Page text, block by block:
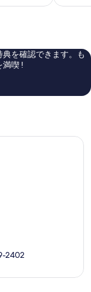
て
口
コ
を確認できます。も
満喫 !
2402